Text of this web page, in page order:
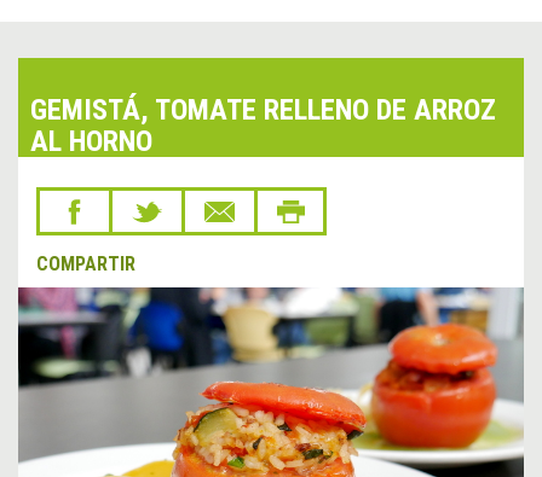
GEMISTÁ, TOMATE RELLENO DE ARROZ
AL HORNO
COMPARTIR